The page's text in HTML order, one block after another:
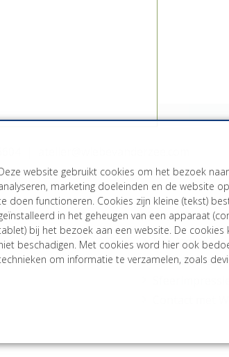
Meer
Het Atelier
Online
website gebruikt cookies om het bezoek
marketing doeleinden en de website
doen functioneren. Cookies zijn kleine (tekst)
in het geheugen van een apparaat
bij het bezoek aan een website. De
beschadigen. Met cookies word hier ook
om informatie te verzamelen, zoals